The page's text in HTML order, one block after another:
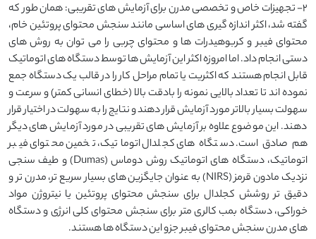
2- تجهیزات خاص و تخصصی مدرن برای آزمایش های تقریبی: همان طور که
گفته شد، اکثر اندازه گیری های اساسی مانند سنجش محتوای پروتئین خام،
محتوای فیبر و کربوهیدرات ها و محتوای چربی را می توان به روش های
دستی انجام داد. اما امروزه اکثر این آزمایش ها توسط دستگاه های اتوماتیک
قابل انجام هستند که اکثریت یا تمام مراحل کار را در قالب یک دستگاه جمع
نموده اند تا تعداد بالایی نمونه را بادقت بالا (خطای انسانی کمتر) و سرعت و
سهولت بسیار بالاتر مورد آزمایش قرار دهند و نتایج را به سهولت در اختیار قرار
دهند. این موضوع علاوه بر آزمایش های تقریبی در مورد آزمایش های دیگر
هم صادق است. دستگاه های کجلدال اتوماتیک، تخمین محتوای فیبر
اتوماتیک، دستگاه های اتوماتیک روش دوماس (Dumas) و طیف سنجی
نزدیک مادون قرمز (NIRS) به عنوان جایگزین های بسیار سریع تر، مدرن تر و
دقیق تر روشش کجلدال برای سنجش محتوای پروتئین یا نیتروژن مواد
خوراکی، دستگاه بمب کالری متر برای سنجش محتوای کلی انرژی و دستگاه
های مدرن سنجش محتوای فیبر جزو این دستگاه ها هستند.